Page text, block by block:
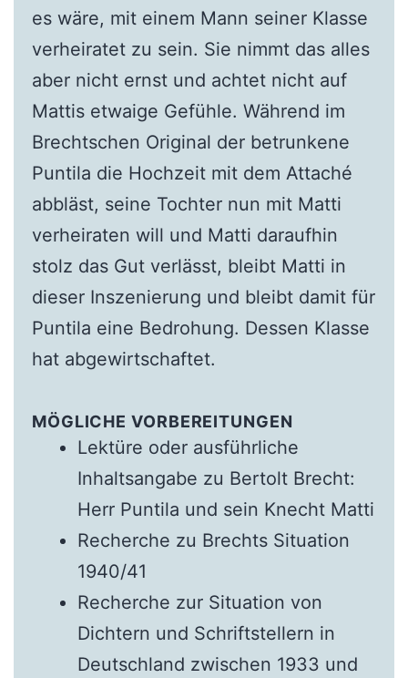
es wäre, mit einem Mann seiner Klasse
verheiratet zu sein. Sie nimmt das alles
aber nicht ernst und achtet nicht auf
Mattis etwaige Gefühle. Während im
Brechtschen Original der betrunkene
Puntila die Hochzeit mit dem Attaché
abbläst, seine Tochter nun mit Matti
verheiraten will und Matti daraufhin
stolz das Gut verlässt, bleibt Matti in
dieser Inszenierung und bleibt damit für
Puntila eine Bedrohung. Dessen Klasse
hat abgewirtschaftet.
MÖGLICHE VORBEREITUNGEN
Lektüre oder ausführliche
Inhaltsangabe zu Bertolt Brecht:
Herr Puntila und sein Knecht Matti
Recherche zu Brechts Situation
1940/41
Recherche zur Situation von
Dichtern und Schriftstellern in
Deutschland zwischen 1933 und